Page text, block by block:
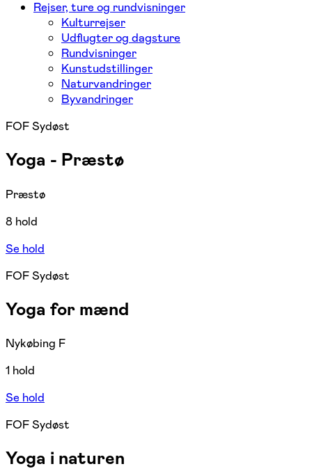
Rejser, ture og rundvisninger
Kulturrejser
Udflugter og dagsture
Rundvisninger
Kunstudstillinger
Naturvandringer
Byvandringer
FOF Sydøst
Yoga - Præstø
Præstø
8 hold
Se hold
FOF Sydøst
Yoga for mænd
Nykøbing F
1 hold
Se hold
FOF Sydøst
Yoga i naturen